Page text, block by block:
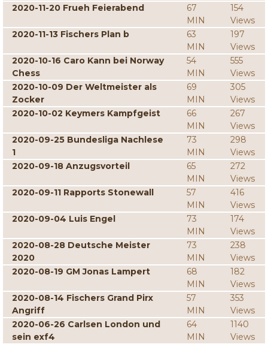
2020-11-20 Frueh Feierabend
67
MIN
154
Views
2020-11-13 Fischers Plan b
63
MIN
197
Views
2020-10-16 Caro Kann bei Norway
Chess
54
MIN
555
Views
2020-10-09 Der Weltmeister als
Zocker
69
MIN
305
Views
2020-10-02 Keymers Kampfgeist
66
MIN
267
Views
2020-09-25 Bundesliga Nachlese
1
73
MIN
298
Views
2020-09-18 Anzugsvorteil
65
MIN
272
Views
2020-09-11 Rapports Stonewall
57
MIN
416
Views
2020-09-04 Luis Engel
73
MIN
174
Views
2020-08-28 Deutsche Meister
2020
73
MIN
238
Views
2020-08-19 GM Jonas Lampert
68
MIN
182
Views
2020-08-14 Fischers Grand Pirx
Angriff
57
MIN
353
Views
2020-06-26 Carlsen London und
sein exf4
64
MIN
1140
Views